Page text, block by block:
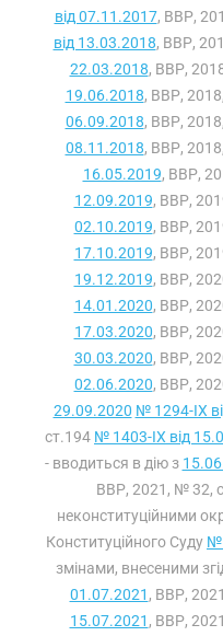
від 07.11.2017, ВВР,
від 13.03.2018, ВВР,
22.03.2018, ВВР,
19.06.2018, ВВР,
06.09.2018, ВВР,
08.11.2018, ВВР,
16.05.2019, ВВР,
12.09.2019, ВВР,
02.10.2019, ВВР,
17.10.2019, ВВР,
19.12.2019, ВВР,
14.01.2020, ВВР,
17.03.2020, ВВР,
30.03.2020, ВВР,
02.06.2020, ВВР,
29.09.2020 № 1294-IX
ст.194 № 1403-IX від
- вводиться в дію з
ВВР, 2021, № 32,
неконституційними
Конституційного Суду №
змінами, внесеними
01.07.2021 , ВВР,
15.07.2021 , ВВР,